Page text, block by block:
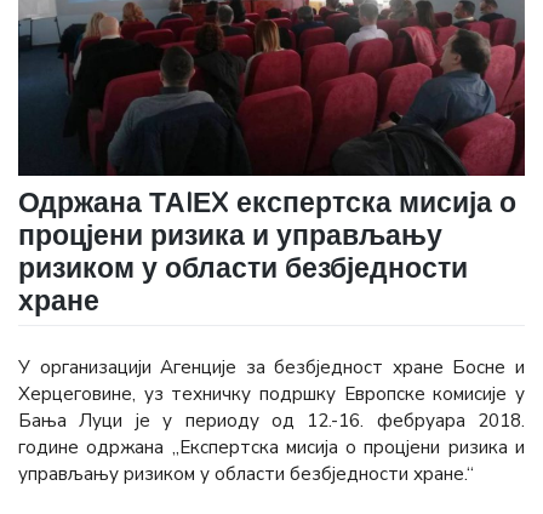
Одржана ТАIЕX експертска мисија о
процјени ризика и управљању
ризиком у области безбједности
хране
У организацији Агенције за безбједност хране Босне и
Херцеговине, уз техничку подршку Европске комисије у
Бања Луци је у периоду од 12.-16. фебруара 2018.
године одржана „Експертска мисија о процјени ризика и
управљању ризиком у области безбједности хране.“